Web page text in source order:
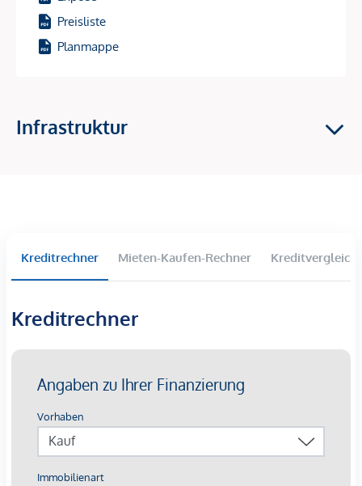
269 Eigentumswohnungen für flexible Nutzung
Verschiedene Wohnungsgrößen (2 bis 4 Zimmer, ca.
38–124 m²)
Grünanlagen und Spielplatz im Innenhof
Ideal für langfristige Mieteinnahmen und
Wertsteigerungspotenzial
Setzen Sie auf ein Investment, das durch Standortqualität,
Flexibilität und Zukunftssicherheit überzeugt – Ihre
Investition in langfristige Renditen und Wertzuwachs.
Erstklassige Lage für höchste Mieterzufriedenheit
In der Traisengasse 20–22 im Herzen des 20. Wiener
Bezirks genießen Ihre Mieter die perfekte Balance aus
Stadtnähe und grüner Umgebung. Die Lage am Donaukanal
und der Augarten laden zu Freizeit und Entspannung ein,
Preisliste
Planmappe
Infrastruktur
Kreditrechner Mieten-Kaufen-Rechner Kreditvergleich
Kreditrechner